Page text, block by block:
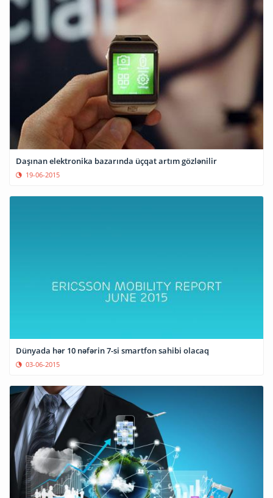
Daşınan elektronika bazarında üçqat artım gözlənilir
19-06-2015
Dünyada hər 10 nəfərin 7-si smartfon sahibi olacaq
03-06-2015